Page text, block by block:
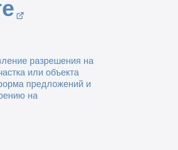
разрешения на
или объекта
предложений и
на